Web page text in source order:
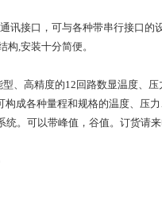
讯接口，可与各种带串行接口
构,安装十分简便。
、高精度的12 回路数显温度、
成各种量程和规格的温度、压力
。可以带峰值，谷值。订货请来